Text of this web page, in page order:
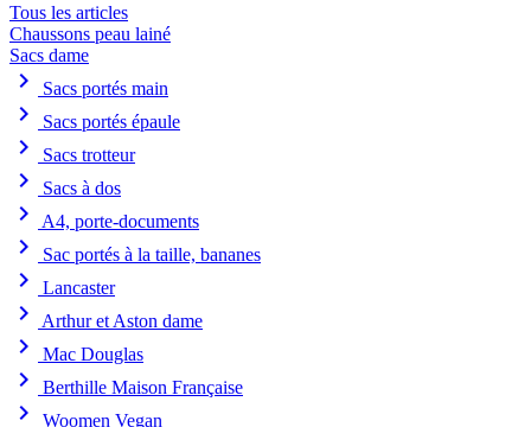
Tous les articles
Chaussons peau lainé
Sacs dame
chevron_right Sacs portés main
chevron_right Sacs portés épaule
chevron_right Sacs trotteur
chevron_right Sacs à dos
chevron_right A4, porte-documents
chevron_right Sac portés à la taille, bananes
chevron_right Lancaster
chevron_right Arthur et Aston dame
chevron_right Mac Douglas
chevron_right Berthille Maison Française
chevron_right Woomen Vegan